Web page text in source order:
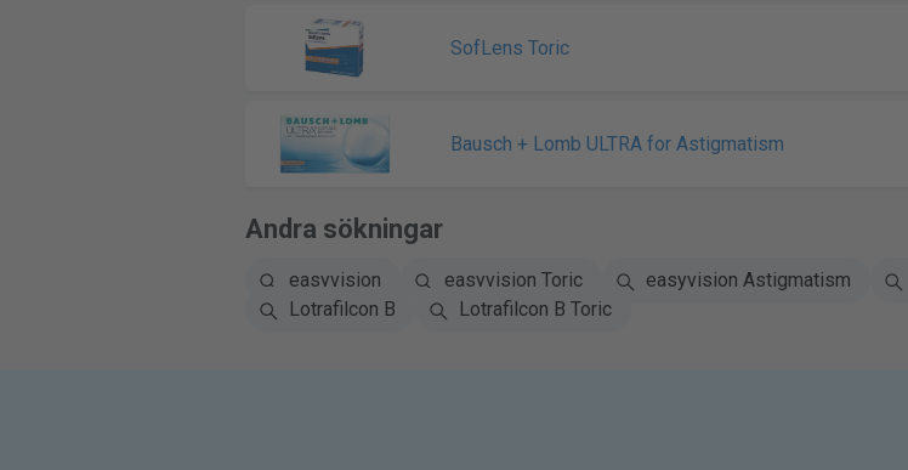
SofLens Toric
Bausch + Lomb ULTRA for Astigmatism
Andra sökningar
easyvision easyvision Toric easyvision Astigmatism
Lotrafilcon B
Lotrafilcon B Toric